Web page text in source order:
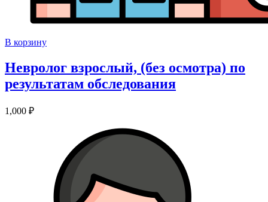
В корзину
Невролог взрослый, (без осмотра) по
результатам обследования
1,000 ₽